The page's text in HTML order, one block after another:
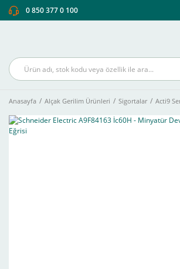
0 850 377 0 100
Anasayfa Alçak Gerilim Ürünleri Sigortalar Acti9